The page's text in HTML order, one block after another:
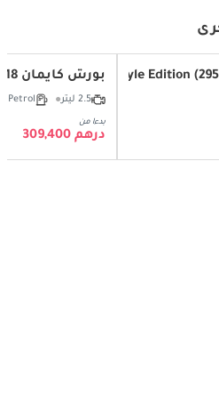
بورش كايمان 718 S 2.5L A/T
2.5 ليتر Petrol
بدءا من
درهم 309,400